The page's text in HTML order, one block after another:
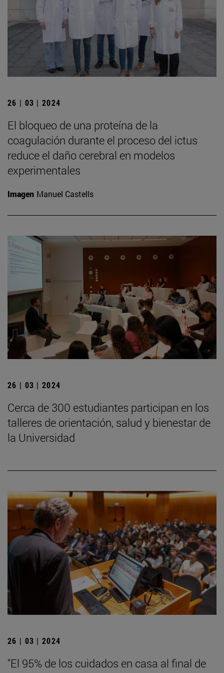
26 | 03 | 2024
El bloqueo de una proteína de la
coagulación durante el proceso del ictus
reduce el daño cerebral en modelos
experimentales
Imagen Manuel Castells
26 | 03 | 2024
Cerca de 300 estudiantes participan en los
talleres de orientación, salud y bienestar de
la Universidad
26 | 03 | 2024
"El 95% de los cuidados en casa al final de